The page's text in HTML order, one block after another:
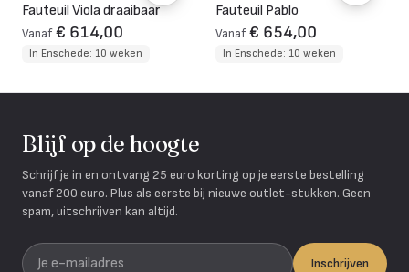
Fauteuil Viola draaibaar
Vanaf € 614,00
In Enschede: 10 weken
Fauteuil Pablo
Vanaf € 654,00
In Enschede: 10 weken
Blijf op de hoogte
Schrijf je in en ontvang 25 euro korting op je eerste bestelling
vanaf 200 euro. Plus als eerste bij nieuwe outlet-stukken. Geen
spam, uitschrijven kan altijd.
Je e-mailadres
Inschrijven